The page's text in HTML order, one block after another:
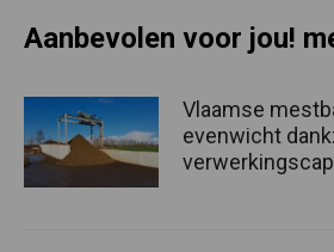
Aanbevolen voor jou!
Vlaamse
evenwicht